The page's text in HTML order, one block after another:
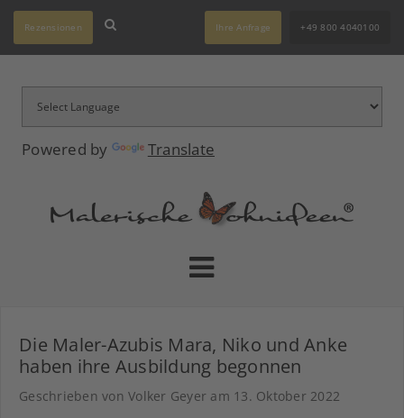
Powered by Translate
Rezensionen Ihre Anfrage +49 800 4040100
Die Maler-Azubis Mara, Niko und Anke
haben ihre Ausbildung begonnen
Geschrieben von Volker Geyer am 13. Oktober 2022